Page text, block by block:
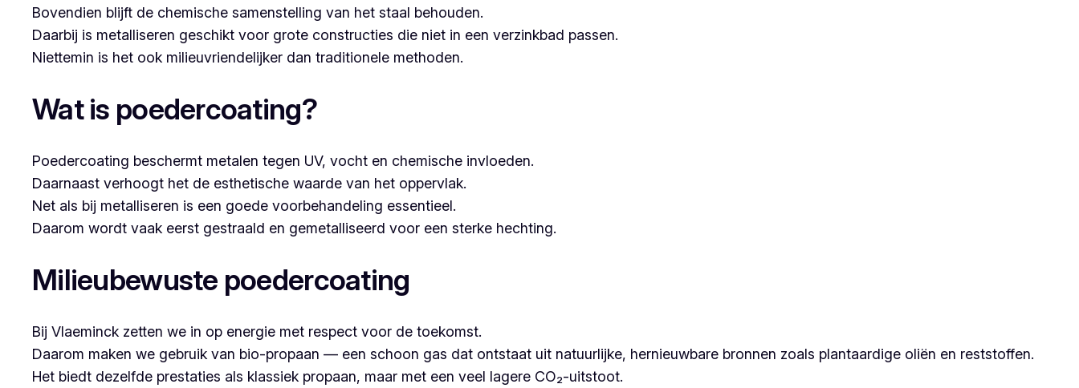
Bovendien blijft de chemische samenstelling van het staal behouden.
Daarbij is metalliseren geschikt voor grote constructies die niet in een verzinkbad passen.
Niettemin is het ook milieuvriendelijker dan traditionele methoden.
Wat is poedercoating?
Poedercoating beschermt metalen tegen UV, vocht en chemische invloeden.
Daarnaast verhoogt het de esthetische waarde van het oppervlak.
Net als bij metalliseren is een goede voorbehandeling essentieel.
Daarom wordt vaak eerst gestraald en gemetalliseerd voor een sterke hechting.
Milieubewuste poedercoating
Bij Vlaeminck zetten we in op energie met respect voor de toekomst.
Daarom maken we gebruik van bio-propaan — een schoon gas dat ontstaat uit natuurlijke, hernieuwbare bronnen zoals plantaardige oliën en reststoffen.
Het biedt dezelfde prestaties als klassiek propaan, maar met een veel lagere CO₂-uitstoot.